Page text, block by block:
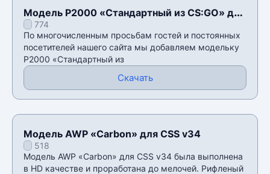
Модель P2000 «Стандартный из CS:GO» для
CSS v34
774
По многочисленным просьбам гостей и постоянных
посетителей нашего сайта мы добавляем модельку
P2000 «Стандартный из
Скачать
Модель AWP «Carbon» для CSS v34
518
Модель AWP «Carbon» для CSS v34 была выполнена
в HD качестве и проработана до мелочей. Рифленый